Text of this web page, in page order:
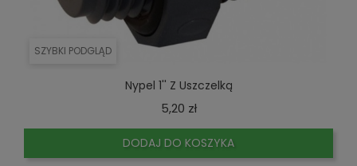
SZYBKI PODGLĄD
Nypel 1'' Z Uszczelką
5,20 złCena
DODAJ DO KOSZYKA